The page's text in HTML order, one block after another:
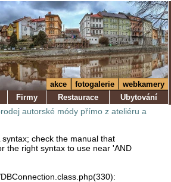
akce fotogalerie
webkamery
Firmy Restaurace Ubytování
autorské módy přímo z ateliéru a
check the manual that
the right syntax to use near 'AND